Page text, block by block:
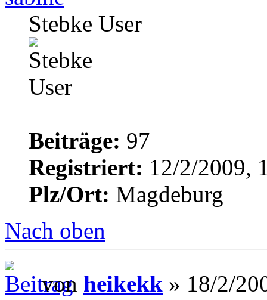
Stebke User
Beiträge: 97
Registriert: 12/2/2009,
Plz/Ort: Magdeburg
Nach oben
von heikekk » 18/2/